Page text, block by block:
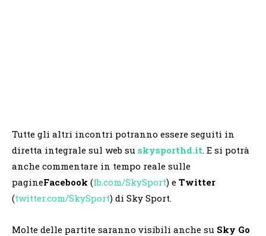
Tutte gli altri incontri potranno essere seguiti in
diretta integrale sul web su skysporthd.it. E si potrà
anche commentare in tempo reale sulle
pagineFacebook (fb.com/SkySport) e Twitter
(twitter.com/SkySport) di Sky Sport.
Molte delle partite saranno visibili anche su Sky Go